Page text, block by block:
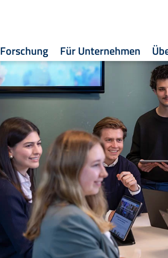
Forschung Für Unternehmen